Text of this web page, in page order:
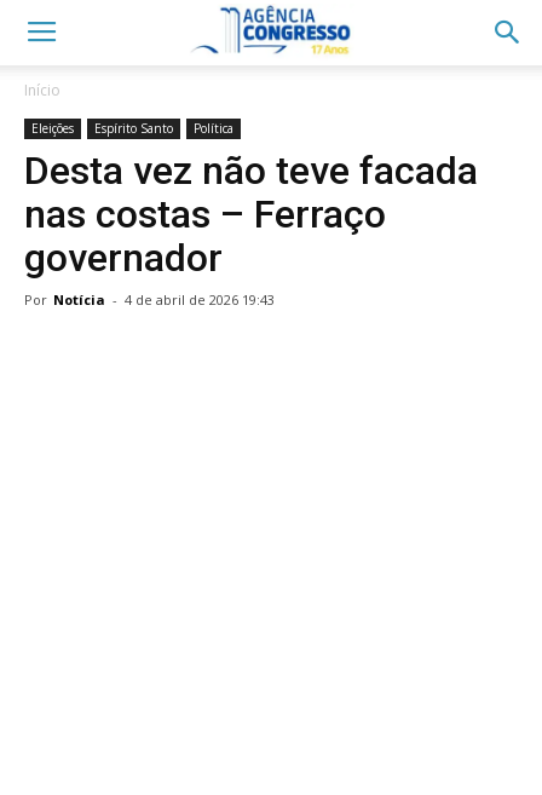
Início
Eleições Espírito Santo Política
Desta vez não teve facada
nas costas – Ferraço
governador
Por Notícia - 4 de abril de 2026 19:43